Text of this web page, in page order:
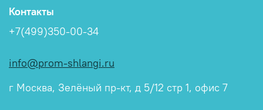
Контакты
+7(499)350-00-34
info@prom-shlangi.ru
г Москва, Зелёный пр-кт, д 5/12 стр 1, офис 7